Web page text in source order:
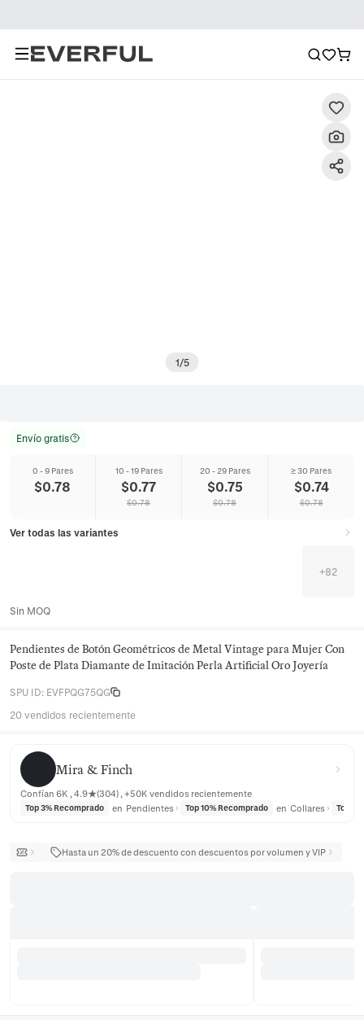
1/5
Envío gratis
0 - 9 Pares
$0.78
10 - 19 Pares
$0.77
$0.78
20 - 29 Pares
$0.75
$0.78
≥ 30 Pares
$0.74
$0.78
Ver todas las variantes
+82
Sin MOQ
Pendientes de Botón Geométricos de Metal Vintage para Mujer Con
Poste de Plata Diamante de Imitación Perla Artificial Oro Joyería
SPU ID: EVFPQG75QG
20 vendidos recientemente
Mira & Finch
Mira & Finch
Confían 6K , 4.9★(304) , +50K vendidos recientemente
Top 3% Recomprado en Pendientes Top 10% Recomprado en Collares Top
Hasta un 20% de descuento con descuentos por volumen y VIP